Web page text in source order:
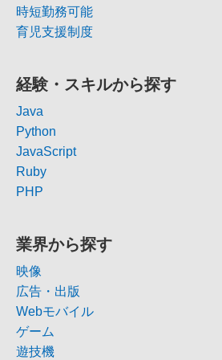
時短勤務可能
育児支援制度
経験・スキルから探す
Java
Python
JavaScript
Ruby
PHP
業界から探す
映像
広告・出版
Webモバイル
ゲーム
遊技機